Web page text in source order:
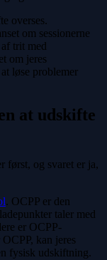
overses.
om sessionerne
trit med
om jeres
løse problemer
at udskifte
først, og svaret er ja,
. OCPP er den
taler med
er OCPP-
kan jeres
fysisk udskiftning.